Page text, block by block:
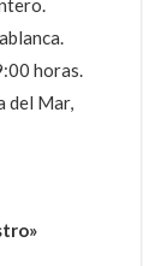
horas.
del Mar,